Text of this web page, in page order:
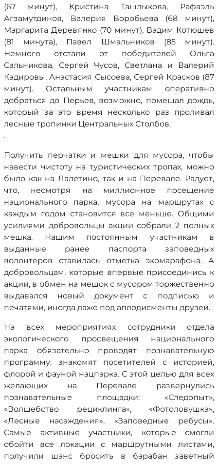
(67 минут), Кристина Ташлыкова, Рафаэль
Агзамутдинов, Валерия Воробьева (68 минут),
Маргарита Деревянко (70 минут), Вадим Котюшев
(81 минута), Павел Шмальников (85 минут).
Немного отстали от победителей Ольга
Сальникова, Сергей Чусов, Светлана и Валерий
Кадировы, Анастасия Сысоева, Сергей Красков (87
минут). Остальным участникам оперативно
добраться до Перьев, возможно, помешал дождь,
который за это время несколько раз проливал
лесные тропинки Центральных Столбов.
.
Получить перчатки и мешки для мусора, чтобы
навести чистоту на туристических тропах, можно
было как на Лалетино, так и на Перевале. Радует,
что, несмотря на миллионное посещение
национального парка, мусора на маршрутах с
каждым годом становится все меньше. Общими
усилиями добровольцы акции собрали 2 полных
мешка. Нашим постоянным участникам в
выданные ранее паспорта заповедных
волонтеров ставилась отметка экомарафона. А
добровольцам, которые впервые присоединись к
акции, в обмен на мешок с мусором торжественно
выдавался новый документ с подписью и
печатями, иногда даже под аплодисменты друзей.
На всех мероприятиях сотрудники отдела
экологического просвещения национального
парка обязательно проводят познавательную
программу, знакомят посетителей с историей,
флорой и фауной нацпарка. С этой целью для всех
желающих на Перевале развернулись
познавательные площадки: «Следопыт»,
«Волшебство рециклинга», «Фотоловушка»,
«Лесные насаждения», «Заповедные ребусы».
Самые активные участники, которые смогли
обойти все локации с маршрутными листами,
получили шанс бросить в барабан заветный